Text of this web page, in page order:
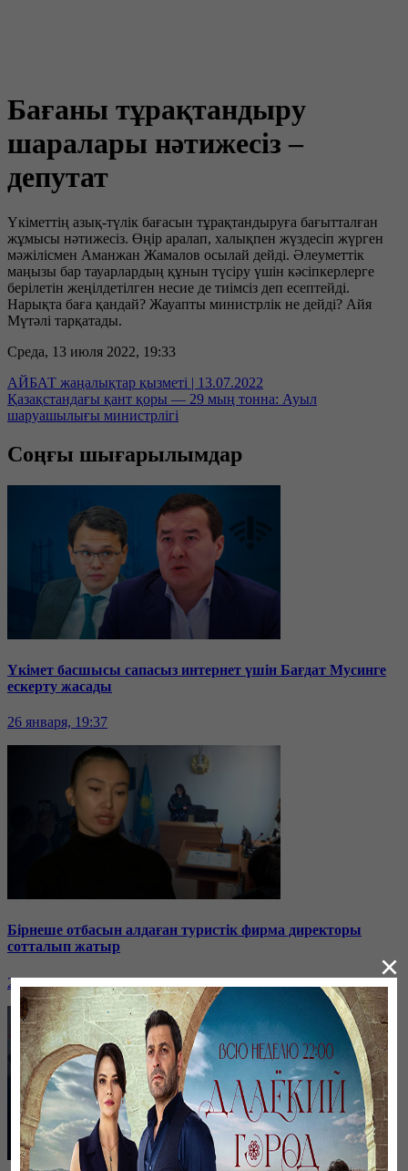
Бағаны тұрақтандыру
шаралары нәтижесіз –
депутат
Үкіметтің азық-түлік бағасын тұрақтандыруға бағытталған
жұмысы нәтижесіз. Өңір аралап, халықпен жүздесіп жүрген
мәжілісмен Аманжан Жамалов осылай дейді. Әлеуметтік
маңызы бар тауарлардың құнын түсіру үшін кәсіпкерлерге
берілетін жеңілдетілген несие де тиімсіз деп есептейді.
Нарықта баға қандай? Жауапты министрлік не дейді? Айя
Мүтәлі тарқатады.
Среда, 13 июля 2022, 19:33
АЙБАТ жаңалықтар қызметі | 13.07.2022
Қазақстандағы қант қоры — 29 мың тонна: Ауыл
шаруашылығы министрлігі
Соңғы шығарылымдар
Үкімет басшысы сапасыз интернет үшін Бағдат Мусинге
ескерту жасады
26 января, 19:37
Бірнеше отбасын алдаған туристік фирма директоры
сотталып жатыр
26 января, 19:36 ×